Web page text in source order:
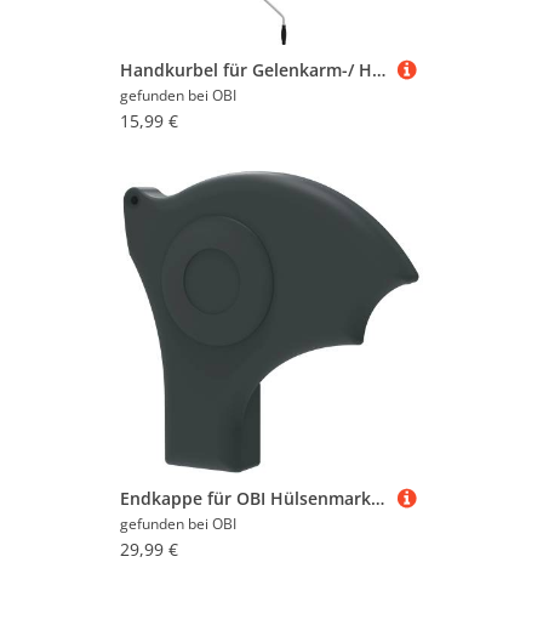
Handkurbel für Gelenkarm-/ Hülsenmarkise Weiß
gefunden bei OBI
15,99 €
Endkappe für OBI Hülsenmarkise mit Motor Belport
gefunden bei OBI
29,99 €